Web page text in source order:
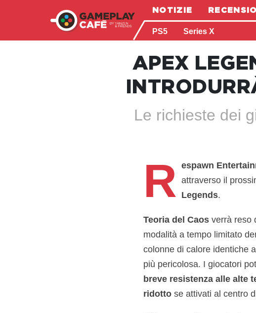
NOTIZIE
PS5 Series X
APEX
Le richieste dei
R espawn
attraverso il
Legends.
Teoria del Caosverrà reso
modalità a tempo limitato
colonne di calore identiche
più pericolosa. I giocatori
breve resistenza alle alte
ridottose attivati al centro